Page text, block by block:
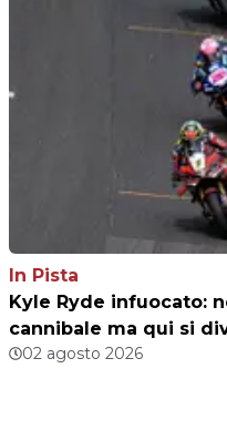
In Pista
Kyle Ryde infuocato:
cannibale ma qui si
02 agosto 2026